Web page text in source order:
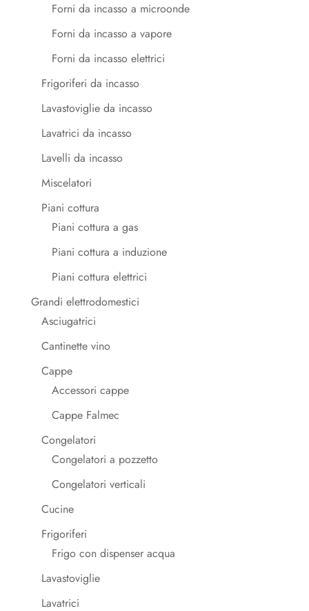
Forni da incasso a microonde
Forni da incasso a vapore
Forni da incasso elettrici
Frigoriferi da incasso
Lavastoviglie da incasso
Lavatrici da incasso
Lavelli da incasso
Miscelatori
Piani cottura
Piani cottura a gas
Piani cottura a induzione
Piani cottura elettrici
Grandi elettrodomestici
Asciugatrici
Cantinette vino
Cappe
Accessori cappe
Cappe Falmec
Congelatori
Congelatori a pozzetto
Congelatori verticali
Cucine
Frigoriferi
Frigo con dispenser acqua
Lavastoviglie
Lavatrici